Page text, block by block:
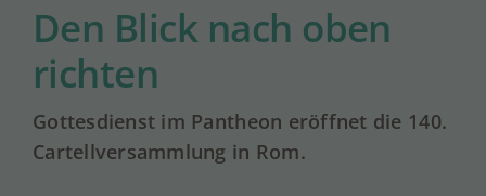
Den Blick nach oben
richten
Gottesdienst im Pantheon eröffnet die 140.
Cartellversammlung in Rom.